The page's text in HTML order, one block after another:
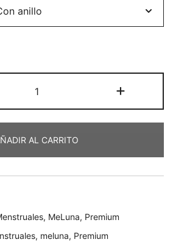
Clásica
cantidad
+
AL CARRITO
, MeLuna, Premium
, meluna, Premium